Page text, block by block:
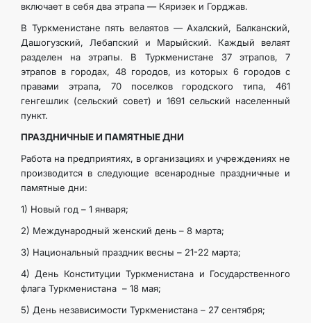
включает в себя два этрапа — Кяризек и Горджав.
В Туркменистане пять велаятов — Ахалский, Балканский,
Дашогузский, Лебапский и Марыйский. Каждый велаят
разделен на этрапы. В Туркменистане 37 этрапов, 7
этрапов в городах, 48 городов, из которых 6 городов с
правами этрапа, 70 поселков городского типа, 461
генгешлик (сельский совет) и 1691 сельский населенный
пункт.
ПРАЗДНИЧНЫЕ И ПАМЯТНЫЕ ДНИ
Работа на предприятиях, в организациях и учреждениях не
производится в следующие всенародные праздничные и
памятные дни:
1) Новый год – 1 января;
2) Международный женский день – 8 марта;
3) Национальный праздник весны – 21-22 марта;
4) День Конституции Туркменистана и Государственного
флага Туркменистана – 18 мая;
5) День независимости Туркменистана – 27 сентября;